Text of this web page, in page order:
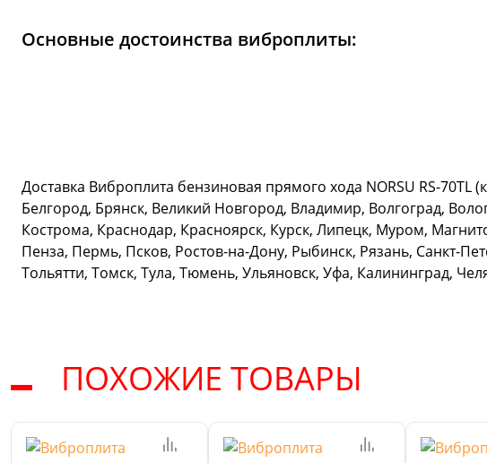
Основные достоинства виброплиты:
Доставка Виброплита бензиновая прямого хода NORSU RS-
Белгород, Брянск, Великий Новгород, Владимир, Волгоград,
Кострома, Краснодар, Красноярск, Курск, Липецк, Муром,
Пенза, Пермь, Псков, Ростов-на-Дону, Рыбинск, Рязань, Санкт-
Тольятти, Томск, Тула, Тюмень, Ульяновск, Уфа, Калининград,
ПОХОЖИЕ ТОВАРЫ